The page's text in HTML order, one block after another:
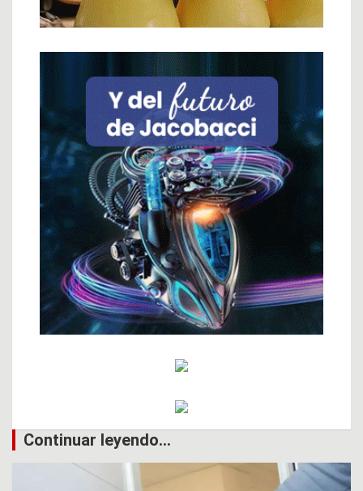
Continuar leyendo...